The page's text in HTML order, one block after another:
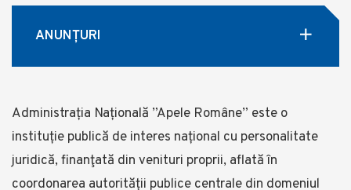
ANUNȚURI
Administrația Națională ”Apele Române” este o
instituție publică de interes național cu personalitate
juridică, finanţată din venituri proprii, aflată în
coordonarea autorității publice centrale din domeniul